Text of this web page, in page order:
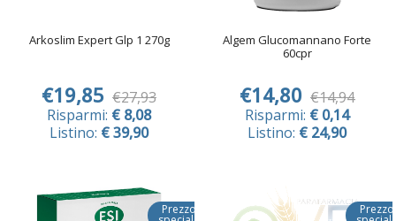
Arkoslim Expert Glp 1 270g
€19,85 €27,93
Risparmi: € 8,08
Listino: € 39,90
Algem Glucomannano Forte
60cpr
€14,80 €14,94
Risparmi: € 0,14
Listino: € 24,90
Prezzo Prezzo